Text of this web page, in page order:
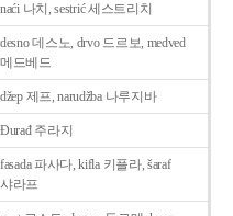
naći 나치, sestrić 세스트리치
desno 데스노, drvo 드르보, medved
메드베드
džep 제프, narudžba 나루지바
Ðurađ 주라지
fasada 파사다, kifla 키플라, šaraf
샤라프